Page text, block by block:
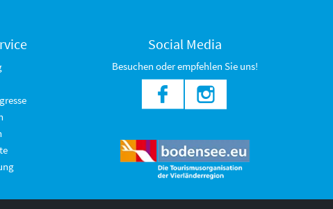
Social Media
Besuchen oder empfehlen Sie uns!